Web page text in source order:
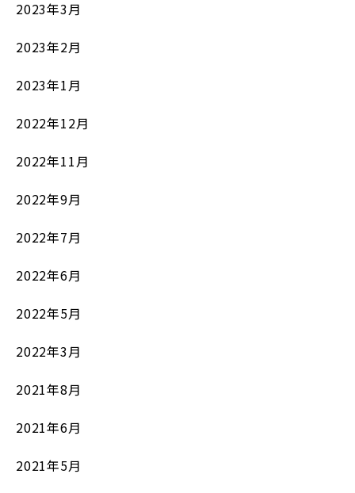
2023年3月
2023年2月
2023年1月
2022年12月
2022年11月
2022年9月
2022年7月
2022年6月
2022年5月
2022年3月
2021年8月
2021年6月
2021年5月